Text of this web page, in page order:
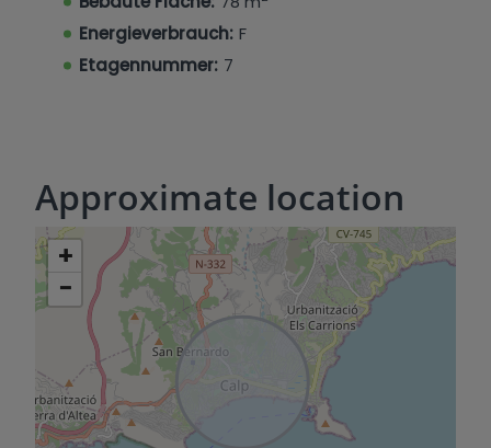
Energieverbrauch: F
Etagennummer: 7
Approximate location
+
−